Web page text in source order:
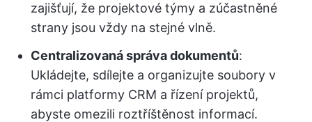
zajišťují, že projektové týmy a zúčastněné
strany jsou vždy na stejné vlně.
Centralizovaná správa dokumentů:
Ukládejte, sdílejte a organizujte soubory v
rámci platformy CRM a řízení projektů,
abyste omezili roztříštěnost informací.